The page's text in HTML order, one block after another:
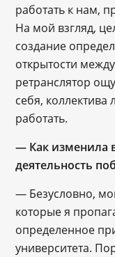
работать к нам,
На мой взгляд,
создание
открытости
ретранслятор
себя, коллектива
работать.
— Как изменила
деятельность
— Безусловно,
которые я
определенное
университета.